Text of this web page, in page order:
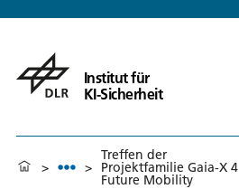
Institut für
KI-Sicherheit
> >
Treffen der
Projektfamilie Gaia-X 4
Future Mobility